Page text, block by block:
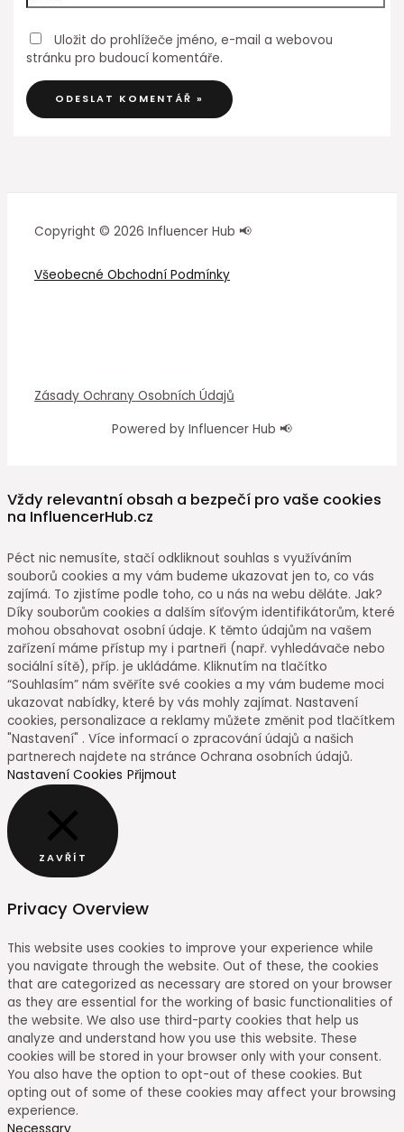
Uložit do prohlížeče jméno, e-mail a webovou
stránku pro budoucí komentáře.
Copyright © 2026 Influencer Hub 📢
Všeobecné Obchodní Podmínky
Zásady Ochrany Osobních Údajů
Powered by Influencer Hub 📢
Vždy relevantní obsah a bezpečí pro vaše cookies
na InfluencerHub.cz
Péct nic nemusíte, stačí odkliknout souhlas s využíváním
souborů cookies a my vám budeme ukazovat jen to, co vás
zajímá. To zjistíme podle toho, co u nás na webu děláte. Jak?
Díky souborům cookies a dalším síťovým identifikátorům, které
mohou obsahovat osobní údaje. K těmto údajům na vašem
zařízení máme přístup my i partneři (např. vyhledávače nebo
sociální sítě), příp. je ukládáme. Kliknutím na tlačítko
“Souhlasím” nám svěříte své cookies a my vám budeme moci
ukazovat nabídky, které by vás mohly zajímat. Nastavení
cookies, personalizace a reklamy můžete změnit pod tlačítkem
"Nastavení" . Více informací o zpracování údajů a našich
partnerech najdete na stránce Ochrana osobních údajů.
Nastavení Cookies Přijmout
ZAVŘÍT
Privacy Overview
This website uses cookies to improve your experience while
you navigate through the website. Out of these, the cookies
that are categorized as necessary are stored on your browser
as they are essential for the working of basic functionalities of
the website. We also use third-party cookies that help us
analyze and understand how you use this website. These
cookies will be stored in your browser only with your consent.
You also have the option to opt-out of these cookies. But
opting out of some of these cookies may affect your browsing
experience.